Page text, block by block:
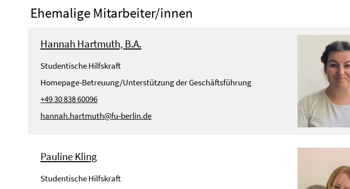
Ehemalige Mitarbeiter/innen
Hannah Hartmuth, B.A.
Studentische Hilfskraft
Homepage-Betreuung/Unterstützung der Geschäftsführung
+49 30 838 60096
hannah.hartmuth@fu-berlin.de
Pauline Kling
Studentische Hilfskraft